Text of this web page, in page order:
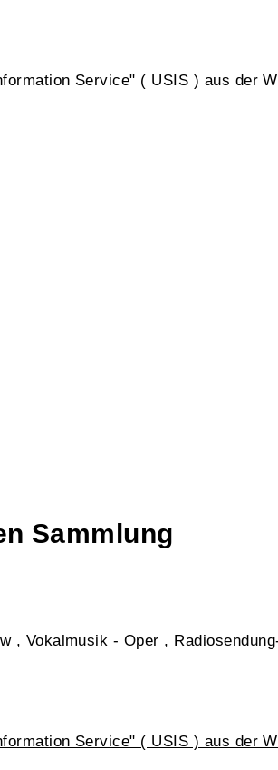
Service" ( USIS ) aus der
Sammlung
, Vokalmusik - Oper ,
Service" ( USIS ) aus der